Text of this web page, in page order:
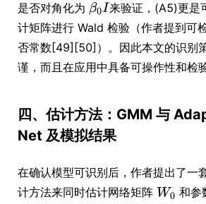
是否对角化为
来验证，(A5)更是
计矩阵进行 Wald 检验（作者提到可
否常数[49][50]）。因此本文的识别
谨，而且在应用中具备可操作性和检验
四、估计方法：GMM 与
Net 及模拟结果
在确认模型可识别后，作者提出了一
计方法来同时估计网络矩阵
和参